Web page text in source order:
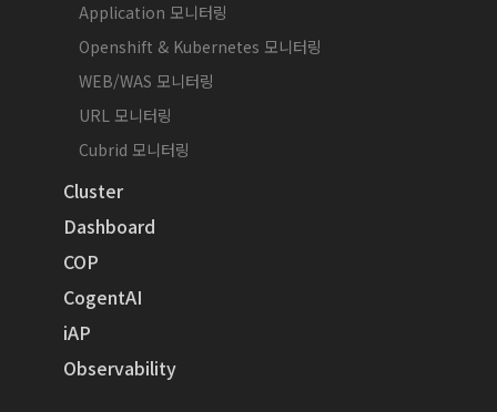
Application 모니터링
Openshift & Kubernetes 모니터링
WEB/WAS 모니터링
URL 모니터링
Cubrid 모니터링
Cluster
Dashboard
COP
CogentAI
iAP
Observability